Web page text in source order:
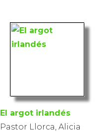
El argot irlandés
Pastor Llorca, Alicia